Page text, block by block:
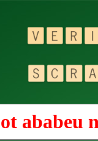
ababeu